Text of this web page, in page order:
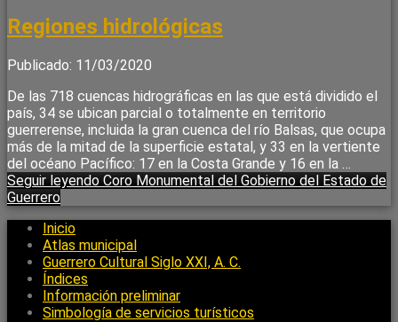
Regiones hidrológicas
Publicado: 11/03/2020
De las 718 cuencas hidrográficas en las que está dividido el
país, 34 se ubican parcial o totalmente en territorio
guerrerense, incluida la gran cuenca del río Balsas, que ocupa
más de la mitad de la superficie estatal, y 33 en la vertiente
del océano Pacífico: 17 en la Costa Grande y 16 en la …
Seguir leyendo Coro Monumental del Gobierno del Estado de
Guerrero
Inicio
Atlas municipal
Guerrero Cultural Siglo XXI, A. C.
Índices
Información preliminar
Simbología de servicios turísticos